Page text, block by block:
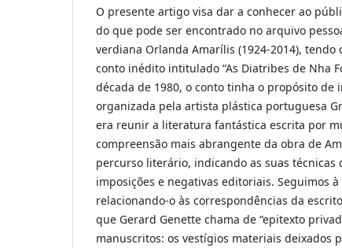
O presente artigo visa dar a conhecer ao
do que pode ser encontrado no arquivo
verdiana Orlanda Amarílis (1924-2014),
conto inédito intitulado “As Diatribes de Nha
década de 1980, o conto tinha o propósito de
organizada pela artista plástica portuguesa
era reunir a literatura fantástica escrita por
compreensão mais abrangente da obra de
percurso literário, indicando as suas técnicas
imposições e negativas editoriais. Seguimos
relacionando-o às correspondências da
que Gerard Genette chama de “epitexto
manuscritos: os vestígios materiais deixados